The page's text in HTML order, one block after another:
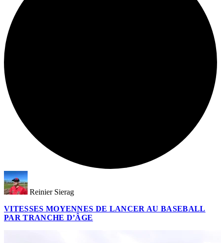
Reinier Sierag
VITESSES MOYENNES DE LANCER AU BASEBALL
PAR TRANCHE D’ÂGE